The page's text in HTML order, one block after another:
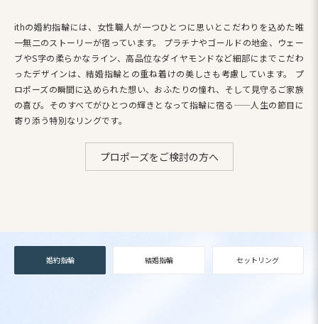
ithの婚約指輪には、女性職人が一つひとつに思いとこだわりを込めた唯
一無二のストーリーが宿っています。
プラチナやゴールドの地金、ウェー
ブやS字の柔らかなライン、高品位なダイヤモンドなど細部にまでこだわ
ったデザインは、結婚指輪との重ね着けの美しさも考慮しています。 プ
ロポーズの瞬間に込められた想い、おふたりの憧れ、そして見守るご家族
の喜び。 そのすべてがひとつの輝きとなって指輪に宿る——人生の節目に
寄り添う特別なリングです。
プロポーズをご検討の方へ
婚約指輪 結婚指輪 セットリング